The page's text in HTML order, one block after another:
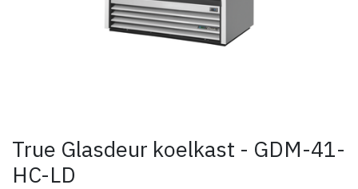
True Glasdeur koelkast - GDM-41-
HC-LD